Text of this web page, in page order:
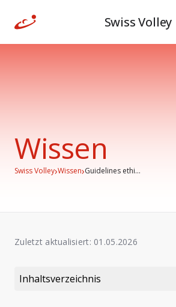
Swiss Volley
Wissen
Swiss Volley›Wissen›Guidelines ethi...
Zuletzt aktualisiert: 01.05.2026
Inhaltsverzeichnis